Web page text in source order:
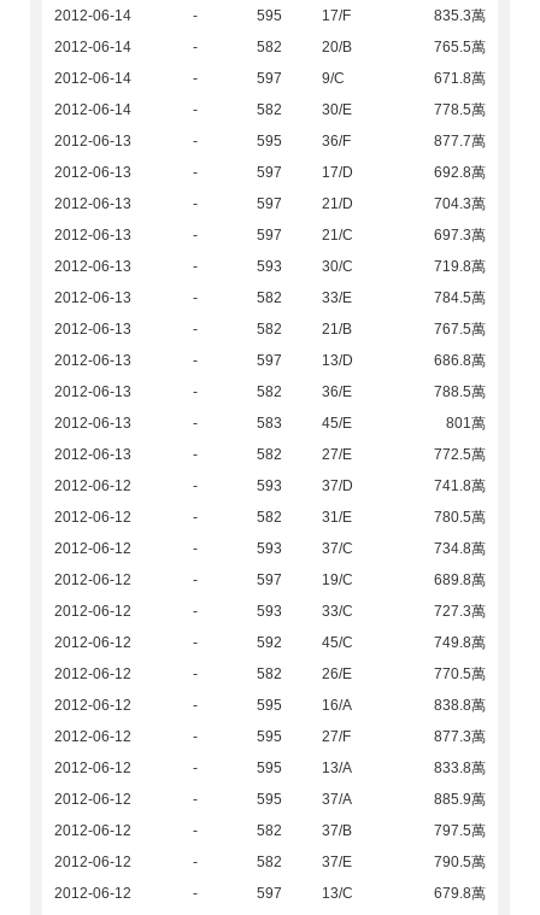
2012-06-14
- 595 17/F
835.3萬
2012-06-14
- 582 20/B
765.5萬
2012-06-14
- 597 9/C
671.8萬
2012-06-14
- 582 30/E
778.5萬
2012-06-13
- 595 36/F
877.7萬
2012-06-13
- 597 17/D
692.8萬
2012-06-13
- 597 21/D
704.3萬
2012-06-13
- 597 21/C
697.3萬
2012-06-13
- 593 30/C
719.8萬
2012-06-13
- 582 33/E
784.5萬
2012-06-13
- 582 21/B
767.5萬
2012-06-13
- 597 13/D
686.8萬
2012-06-13
- 582 36/E
788.5萬
2012-06-13
- 583 45/E
801萬
2012-06-13
- 582 27/E
772.5萬
2012-06-12
- 593 37/D
741.8萬
2012-06-12
- 582 31/E
780.5萬
2012-06-12
- 593 37/C
734.8萬
2012-06-12
- 597 19/C
689.8萬
2012-06-12
- 593 33/C
727.3萬
2012-06-12
- 592 45/C
749.8萬
2012-06-12
- 582 26/E
770.5萬
2012-06-12
- 595 16/A
838.8萬
2012-06-12
- 595 27/F
877.3萬
2012-06-12
- 595 13/A
833.8萬
2012-06-12
- 595 37/A
885.9萬
2012-06-12
- 582 37/B
797.5萬
2012-06-12
- 582 37/E
790.5萬
2012-06-12
- 597 13/C
679.8萬